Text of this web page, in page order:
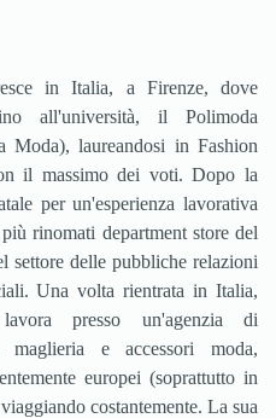
in Italia, a Firenze, dove
all'università, il Polimoda
Moda), laureandosi in Fashion
il massimo dei voti. Dopo la
per un'esperienza lavorativa
rinomati department store del
settore delle pubbliche relazioni
Una volta rientrata in Italia,
presso un'agenzia di
e accessori moda,
europei (soprattutto in
costantemente. La sua